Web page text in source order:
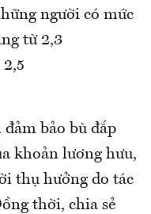
người có mức
từ 2,3
bảo bù đắp
khoản lương hưu,
thụ hưởng do tác
thời, chia sẻ